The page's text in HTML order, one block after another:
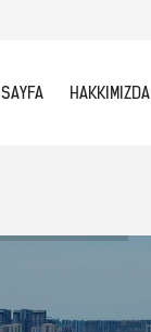
HAKKIMIZDA